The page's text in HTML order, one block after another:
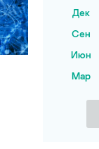
Дек
Сен
Июн
Мар